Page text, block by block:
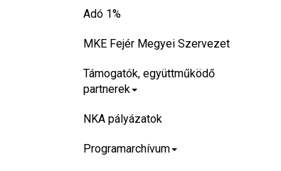
Adó 1%
MKE Fejér Megyei Szervezet
Támogatók, együttműködő
partnerek
NKA pályázatok
Programarchívum